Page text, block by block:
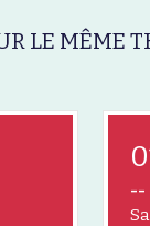
LE MÊME
--